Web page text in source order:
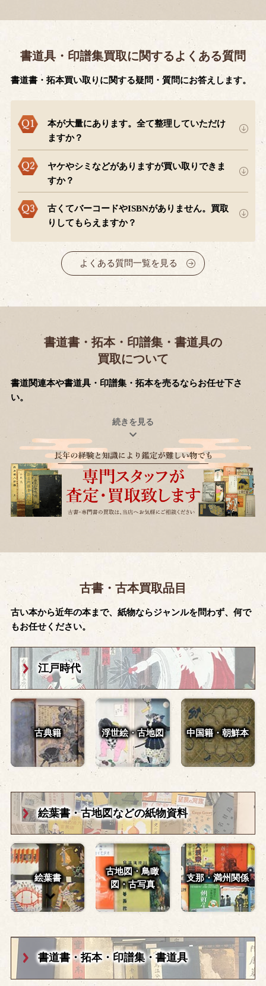
書道具・印譜集買取に関するよくある質問
書道書・拓本買い取りに関する疑問・質問にお答えします。
本が大量にあります。全て整理していただけ
ますか？
ヤケやシミなどがありますが買い取りできま
すか？
古くてバーコードやISBNがありません。買取
りしてもらえますか？
よくある質問一覧を見る
書道書・拓本・印譜集・書道具の
買取について
書道関連本や書道具・印譜集・拓本を売るならお任せ下さ
い。
古書・古本買取品目
古い本から近年の本まで、紙物ならジャンルを問わず、何で
もお任せください。
江戸時代
古典籍 浮世絵・古地図 中国籍・朝鮮本
絵葉書・古地図などの紙物資料
絵葉書
古地図・鳥瞰
図・古写真
支那・満州関係
書道書・拓本・印譜集・書道具